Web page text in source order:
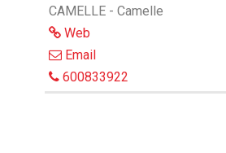
CAMELLE - Camelle
Web
Email
600833922